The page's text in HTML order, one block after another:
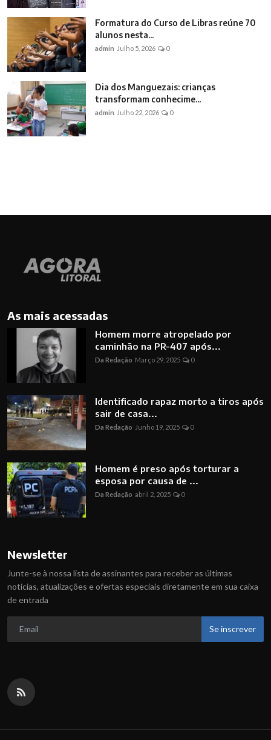
Formatura do Curso de Libras reúne 70
alunos nesta...
admin Julho 5, 2026 0
Dia dos Manguezais: crianças
transformam conhecime...
admin Julho 22, 2026 0
As mais acessadas
Homem morre atropelado por
caminhão na PR-407 após...
Da Redação Março 29, 2025 0
Identificado rapaz morto a tiros após
sair de casa...
Da Redação Junho 19, 2025 0
Homem é preso após torturar a
esposa por causa de ...
Da Redação abril 2, 2025 0
Newsletter
Junte-se à nossa lista de assinantes para receber as últimas
notícias, atualizações e ofertas especiais diretamente em sua caixa
de entrada
Se inscrever